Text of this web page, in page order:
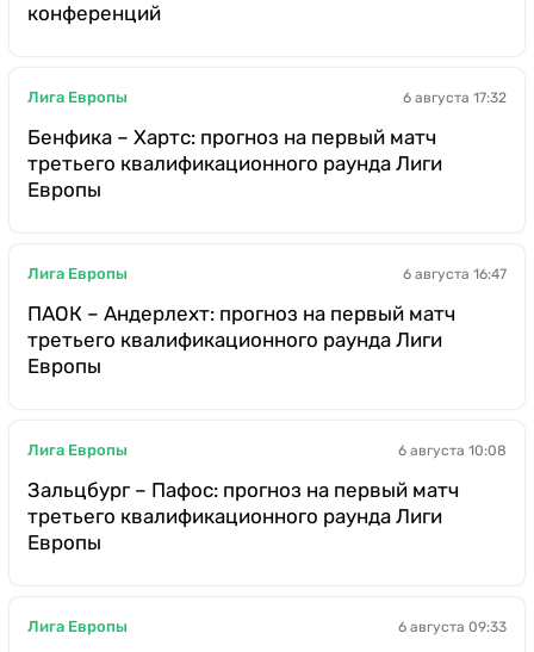
конференций
Лига Европы 6 августа 17:32
Бенфика – Хартс: прогноз на первый матч
третьего квалификационного раунда Лиги
Европы
Лига Европы 6 августа 16:47
ПАОК – Андерлехт: прогноз на первый матч
третьего квалификационного раунда Лиги
Европы
Лига Европы 6 августа 10:08
Зальцбург – Пафос: прогноз на первый матч
третьего квалификационного раунда Лиги
Европы
Лига Европы 6 августа 09:33